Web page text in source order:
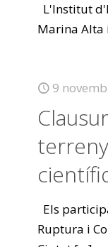
L'Institut
Marina Alta
9
Els
Ruptura i